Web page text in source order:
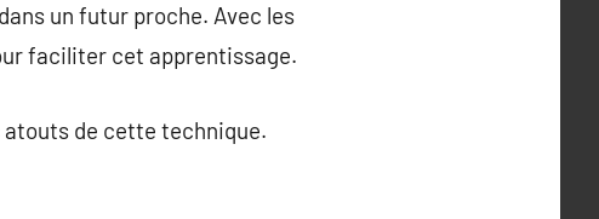
un futur proche. Avec les
faciliter cet apprentissage.
atouts de cette technique.